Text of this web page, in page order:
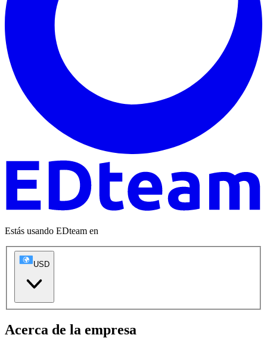
Estás usando EDteam en
USD
Acerca de la empresa